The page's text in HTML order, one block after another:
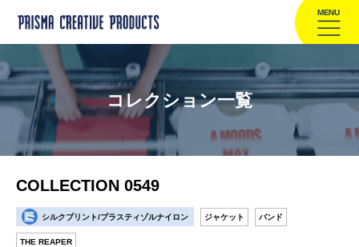
MENU
コレクション一覧
COLLECTION 0549
シルクプリント/プラスティゾルナイロン ジャケット バンド
THE REAPER